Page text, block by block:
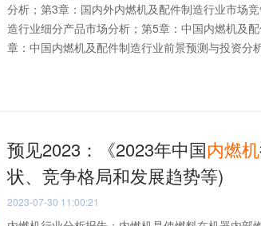
分析；第3章：国内外内燃机及配件制造行业市场
造行业细分产品市场分析；第5章：中国内燃机及
章：中国内燃机及配件制造行业前景预测与投资分
预见2023：《2023年中国内燃机
状、竞争格局和发展趋势等)
2023-07-30 11:00:21